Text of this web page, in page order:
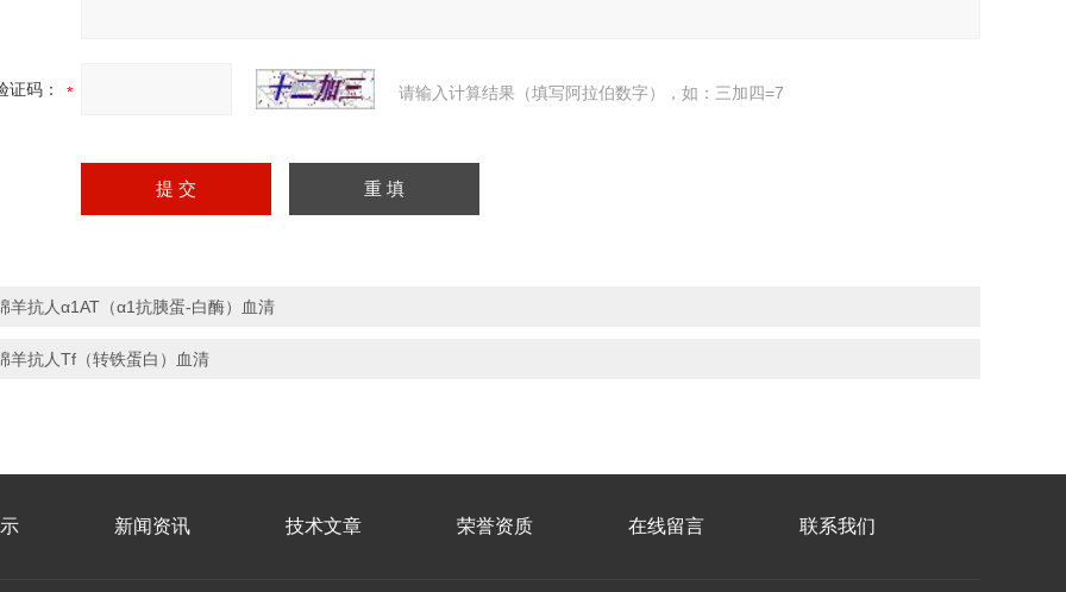
证码： 请输入计算结果（填写阿拉伯数字），如：三加四=7
羊抗人α1AT（α1抗胰蛋-白酶）血清
羊抗人Tf（转铁蛋白）血清
新闻资讯 技术文章 荣誉资质 在线留言 联系我们